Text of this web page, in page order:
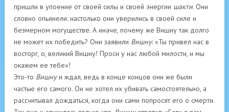
пришли в упоение от своей силы и своей энергии шакти. Они
словно опьянели: настолько они уверились в своей силе и
безмерном могуществе. А иначе, почему же Вишну так долго
не может их победить? Они заявили Вишну: «Ты привел нас в
восторг, о, великий Вишну! Проси у нас любой милости, и мы
окажем ее тебе»!
Это-то Вишнуи ждал, ведь в конце концов они же были
частью его самого. Он не хотел их убивать самостоятельно, а
рассчитывал дождаться, когда они сами попросят его о смерти.